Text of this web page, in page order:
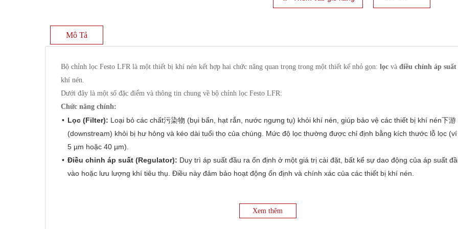
Mô Tả
Bộ chỉnh lọc Festo LFR là một thiết bị khí nén kết hợp hai chức năng quan trọng trong một thiết kế nhỏ gọn: lọc và điều chỉnh áp suất
khí nén.
Dưới đây là một số đặc điểm và thông tin chung về bộ chỉnh lọc Festo LFR:
Chức năng chính:
Lọc (Filter): Loại bỏ các chất污染物 (bụi bẩn, hạt rắn, nước ngưng tụ) khỏi khí nén, giúp bảo vệ các thiết bị khí nén下游
(downstream) khỏi bị hư hỏng và kéo dài tuổi thọ của chúng. Mức độ lọc thường được chỉ định bằng kích thước lỗ lọc (ví
5 µm hoặc 40 µm).
Điều chỉnh áp suất (Regulator): Duy trì áp suất đầu ra ổn định ở một giá trị cài đặt, bất kể sự dao động của áp suất
vào hoặc lưu lượng khí tiêu thụ. Điều này đảm bảo hoạt động ổn định và chính xác của các thiết bị khí nén.
Kết hợp bộ lọc và bộ điều chỉnh áp suất trong một thiết bị duy nhất, tiết kiệm không gian lắp đặt và
Xem thêm